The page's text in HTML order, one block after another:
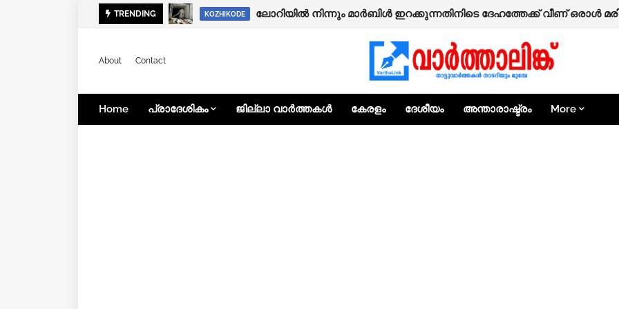
TRENDING KOZHIKODE ലോറിയിൽ നിന്നും മാർബിൾ ഇറക്കുന്നതിനിടെ ദേഹത്തേക്ക് വീണ് ഒരാൾ
KOZHIKODE കുറ്റ്യാടിയിൽ മൂന്ന് യുവാക്കൾക്ക് വെട്ടേറ്റു; ആക്രമിച്ചത്
About Contact
Home പ്രാദേശികം ജില്ലാ വാർത്തകൾ കേരളം ദേശീയം അന്താരാഷ്ട്രം More